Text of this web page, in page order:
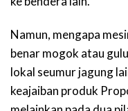
Namun, mengapa
benar mogok atau
lokal seumur jagung
keajaiban produk